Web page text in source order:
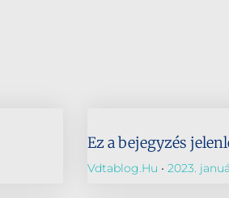
Ez a bejegyzés
Vdtablog.hu 2023.